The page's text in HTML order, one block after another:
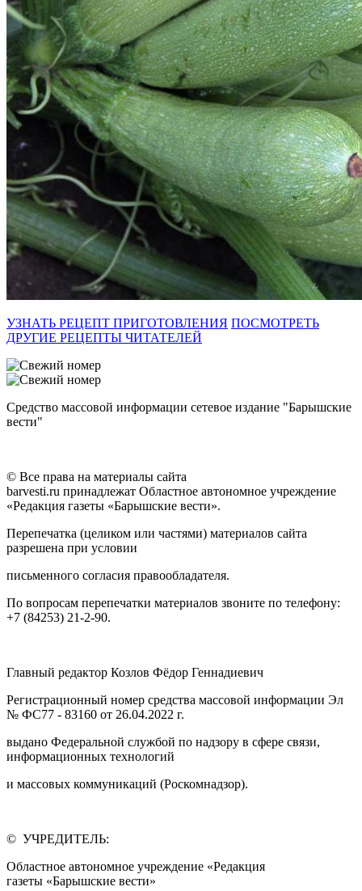
УЗНАТЬ РЕЦЕПТ ПРИГОТОВЛЕНИЯ ПОСМОТРЕТЬ
ДРУГИЕ РЕЦЕПТЫ ЧИТАТЕЛЕЙ
Средство массовой информации сетевое издание "Барышские
вести"
© Все права на материалы сайта
barvesti.ru принадлежат Областное автономное учреждение
«Редакция газеты «Барышские вести».
Перепечатка (целиком или частями) материалов сайта
разрешена при условии
письменного согласия правообладателя.
По вопросам перепечатки материалов звоните по телефону:
+7 (84253) 21-2-90.
Главный редактор Козлов Фёдор Геннадиевич
Регистрационный номер средства массовой информации Эл
№ ФС77 - 83160 от 26.04.2022 г.
выдано Федеральной службой по надзору в сфере связи,
информационных технологий
и массовых коммуникаций (Роскомнадзор).
© УЧРЕДИТЕЛЬ:
Областное автономное учреждение «Редакция
газеты «Барышские вести»